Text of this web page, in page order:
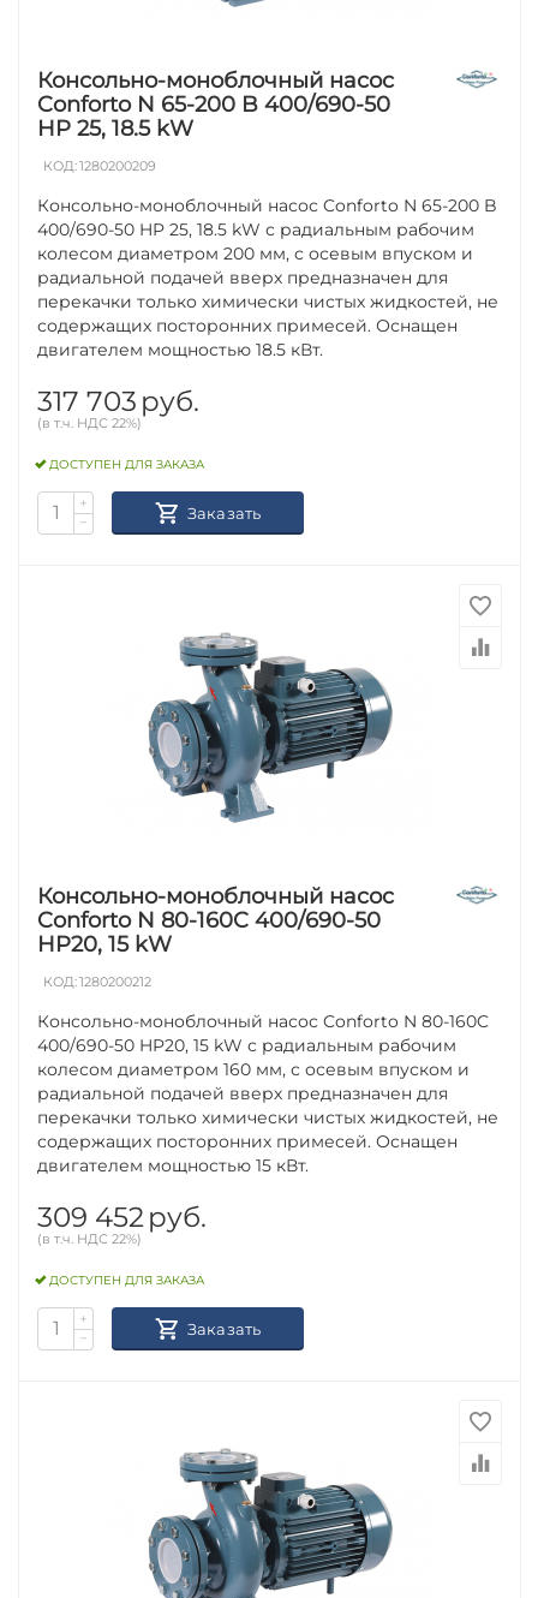
Консольно-моноблочный насос
Conforto N 65-200 B 400/690-50
HP 25, 18.5 kW
КОД:1280200209
Консольно-моноблочный насос Conforto N 65-200 B
400/690-50 HP 25, 18.5 kW с радиальным рабочим
колесом диаметром 200 мм, с осевым впуском и
радиальной подачей вверх предназначен для
перекачки только химически чистых жидкостей, не
содержащих посторонних примесей. Оснащен
двигателем мощностью 18.5 кВт.
317 703 руб.
(в т.ч. НДС 22%)
ДОСТУПЕН ДЛЯ ЗАКАЗА
+
−
Заказать
Консольно-моноблочный насос
Conforto N 80-160C 400/690-50
HP20, 15 kW
КОД:1280200212
Консольно-моноблочный насос Conforto N 80-160C
400/690-50 HP20, 15 kW с радиальным рабочим
колесом диаметром 160 мм, с осевым впуском и
радиальной подачей вверх предназначен для
перекачки только химически чистых жидкостей, не
содержащих посторонних примесей. Оснащен
двигателем мощностью 15 кВт.
309 452 руб.
(в т.ч. НДС 22%)
ДОСТУПЕН ДЛЯ ЗАКАЗА
+
−
Заказать